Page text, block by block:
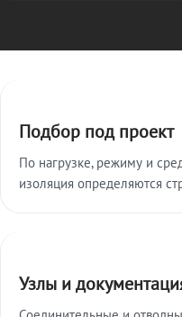
Подбор под проект
По нагрузке, режиму и
изоляция определяются
Узлы и